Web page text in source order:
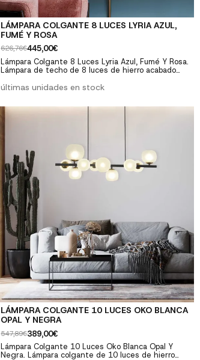
LÁMPARA COLGANTE 8 LUCES LYRIA AZUL,
FUMÉ Y ROSA
626,76€445,00€
Lámpara Colgante 8 Luces Lyria Azul, Fumé Y Rosa.
Lámpara de techo de 8 luces de hierro acabado
de color rosa, azul y fumé. Tipo de casquillo E27
Acabado: Acabado dorado Color de tulipas: Rosa,
últimas unidades en stock
LÁMPARA COLGANTE 10 LUCES OKO BLANCA
OPAL Y NEGRA
547,89€389,00€
Lámpara Colgante 10 Luces Oko Blanca Opal Y
Negra. Lámpara colgante de 10 luces de hierro